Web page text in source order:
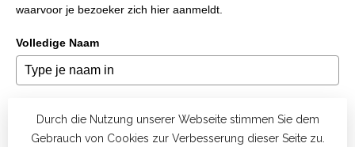
Durch die Nutzung unserer Webseite stimmen Sie dem
Gebrauch von Cookies zur Verbesserung dieser Seite zu.
waarvoor je bezoeker zich hier aanmeldt.
Volledige Naam